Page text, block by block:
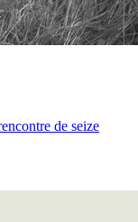
de seize